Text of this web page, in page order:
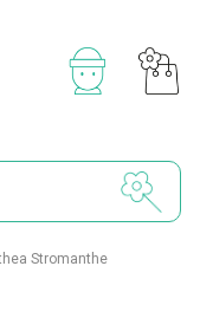
Stromanthe